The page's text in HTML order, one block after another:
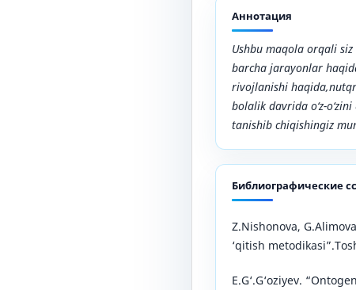
Аннотация
Ushbu maqola orqali
barcha jarayonlar
rivojlanishi
bolalik davrida o‘z-
tanishib chiqishingiz
Библиографические
Z.Nishonova,
‘qitish
E.G‘.G‘oziyev.